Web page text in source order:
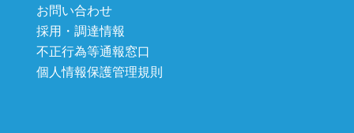
お問い合わせ
採用・調達情報
不正行為等通報窓口
個人情報保護管理規則